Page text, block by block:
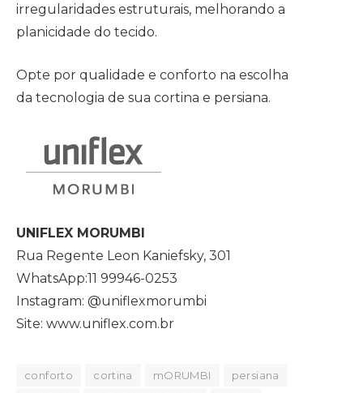
irregularidades estruturais, melhorando a
planicidade do tecido.
Opte por qualidade e conforto na escolha
da tecnologia de sua cortina e persiana.
UNIFLEX MORUMBI
Rua Regente Leon Kaniefsky, 301
WhatsApp:11 99946-0253
Instagram: @uniflexmorumbi
Site: www.uniflex.com.br
conforto cortina mORUMBI
persiana